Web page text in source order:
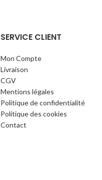
SERVICE CLIENT
Mon Compte
Livraison
CGV
Mentions légales
Politique de confidentialité
Politique des cookies
Contact